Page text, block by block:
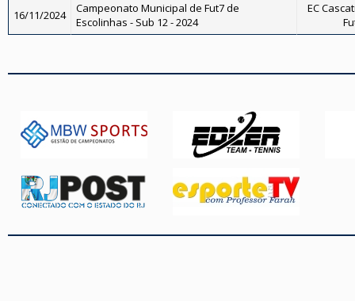
16/11/2024
Campeonato Municipal de Fut7 de
Escolinhas - Sub 12 - 2024
EC